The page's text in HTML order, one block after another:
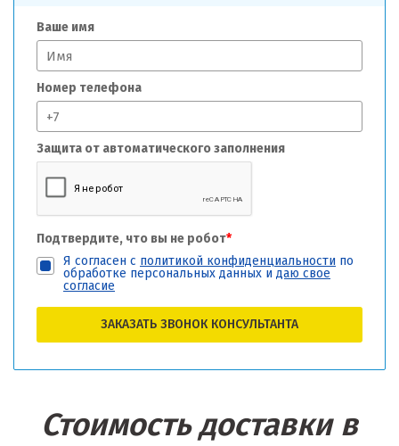
Ваше имя
Номер телефона
Защита от автоматического заполнения
Подтвердите, что вы не робот*
Я согласен с политикой конфиденциальности по
обработке персональных данных и даю свое
согласие
ЗАКАЗАТЬ ЗВОНОК КОНСУЛЬТАНТА
Стоимость доставки в